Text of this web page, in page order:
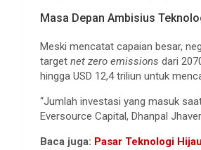
Masa Depan Ambisius
Meski mencatat capaian besar,
target net zero emissions dari
hingga USD 12,4 triliun untuk
“Jumlah investasi yang masuk
Eversource Capital, Dhanpal
Baca juga: Pasar Teknologi